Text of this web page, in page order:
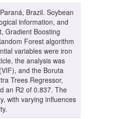
Brazil. Soybean
information, and
Gradient Boosting
Forest algorithm
variables were iron
the analysis was
and the Boruta
Trees Regressor,
an R2 of 0.837. The
with varying influences